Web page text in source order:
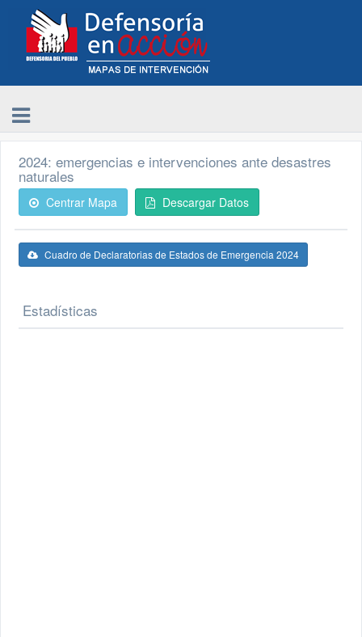
2024: emergencias e intervenciones ante desastres
naturales
Centrar Mapa Descargar Datos
Cuadro de Declaratorias de Estados de Emergencia 2024
Estadísticas